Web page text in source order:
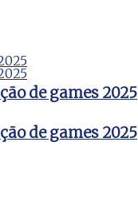
de games 2025
de games 2025